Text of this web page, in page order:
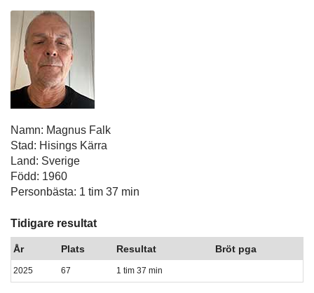
Namn: Magnus Falk
Stad: Hisings Kärra
Land: Sverige
Född: 1960
Personbästa: 1 tim 37 min
Tidigare resultat
År Plats Resultat Bröt pga
2025 67 1 tim 37 min